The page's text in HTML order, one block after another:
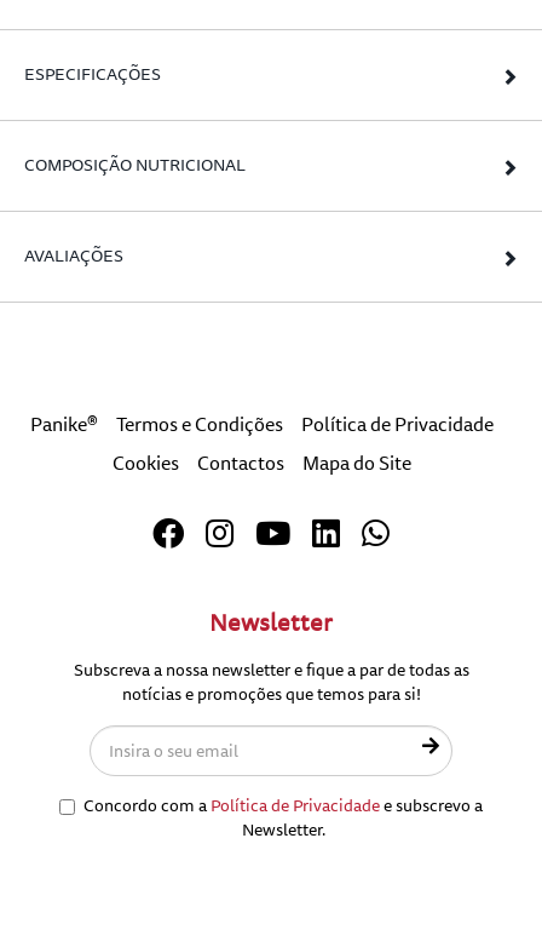
ESPECIFICAÇÕES
COMPOSIÇÃO NUTRICIONAL
AVALIAÇÕES
Panike® Termos e Condições
Política de Privacidade
Cookies
Contactos Mapa do Site
Newsletter
Subscreva a nossa newsletter e fique a par de todas as
notícias e promoções que temos para si!
Concordo com a Política de Privacidadee subscrevo a
Newsletter.